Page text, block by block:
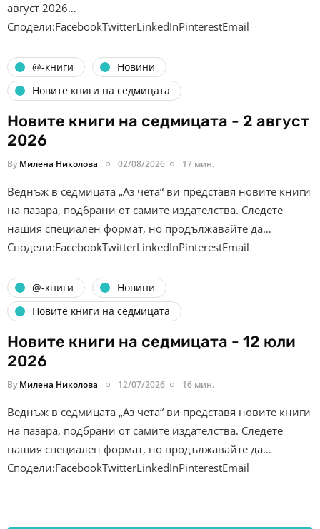
август 2026…
Сподели:FacebookTwitterLinkedInPinterestEmail
@-книги
Новини
Новите книги на седмицата
Новите книги на седмицата - 2 август
2026
By Милена Николова 02/08/2026 17 мин.
Веднъж в седмицата „Аз чета“ ви представя новите книги
на пазара, подбрани от самите издателства. Следете
нашия специален формат, но продължавайте да…
Сподели:FacebookTwitterLinkedInPinterestEmail
@-книги
Новини
Новите книги на седмицата
Новите книги на седмицата - 12 юли
2026
By Милена Николова 12/07/2026 16 мин.
Веднъж в седмицата „Аз чета“ ви представя новите книги
на пазара, подбрани от самите издателства. Следете
нашия специален формат, но продължавайте да…
Сподели:FacebookTwitterLinkedInPinterestEmail